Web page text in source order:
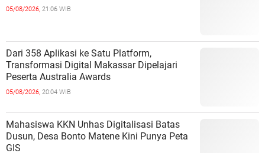
05/08/2026, 21:06 WIB
Dari 358 Aplikasi ke Satu Platform,
Transformasi Digital Makassar Dipelajari
Peserta Australia Awards
05/08/2026, 20:04 WIB
Mahasiswa KKN Unhas Digitalisasi Batas
Dusun, Desa Bonto Matene Kini Punya Peta
GIS